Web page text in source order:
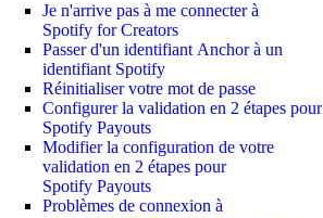
Je n'arrive pas à me connecter à
Spotify for Creators
Passer d'un identifiant Anchor à un
identifiant Spotify
Réinitialiser votre mot de passe
Configurer la validation en 2 étapes pour
Spotify Payouts
Modifier la configuration de votre
validation en 2 étapes pour
Spotify Payouts
Problèmes de connexion à